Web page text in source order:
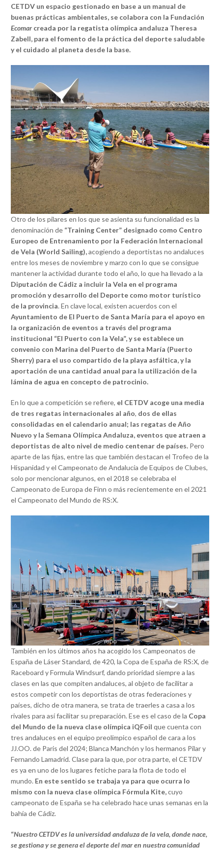
CETDV un espacio gestionado en base a un manual de
buenas prácticas ambientales, se colabora con la Fundación
Ecomarcreada por la regatista olímpica andaluza Theresa
Zabell, para el fomento de la práctica del deporte saludable
y el cuidado al planeta desde la base.
Otro de los pilares en los que se asienta su funcionalidad es la
denominación de “Training Center” designado como Centro
Europeo de Entrenamiento por la Federación Internacional
de Vela (World Sailing),acogiendo a deportistas no andaluces
entre los meses de noviembre y marzo con lo que se consigue
mantener la actividad durante todo el año, lo que ha llevado a la
Diputación de Cádiz a incluir la Vela en el programa
promoción y desarrollo del Deporte como motor turístico
de la provincia. En clave local, existen acuerdos con el
Ayuntamiento de El Puerto de Santa María para el apoyo en
la organización de eventos a través del programa
institucional “El Puerto con la Vela”, y se establece un
convenio con Marina del Puerto de Santa María (Puerto
Sherry) para el uso compartido de la playa asfáltica, y la
aportación de una cantidad anual para la utilización de la
lámina de agua en concepto de patrocinio.
En lo que a competición se refiere, el CETDV acoge una media
de tres regatas internacionales al año, dos de ellas
consolidadas en el calendario anual; las regatas de Año
Nuevo y la Semana Olímpica Andaluza, eventos que atraen a
deportistas de alto nivel de medio centenar de países. Pero
aparte de las fijas, entre las que también destacan el Trofeo de la
Hispanidad y el Campeonato de Andalucía de Equipos de Clubes,
solo por mencionar algunos, en el 2018 se celebraba el
Campeonato de Europa de Finn o más recientemente en el 2021
el Campeonato del Mundo de RS:X.
También en los últimos años ha acogido los Campeonatos de
España de Láser Standard, de 420, la Copa de España de RS:X, de
Raceboard y Formula Windsurf, dando prioridad siempre a las
clases en las que compiten andaluces, al objeto de facilitar a
estos competir con los deportistas de otras federaciones y
países, dicho de otra manera, se trata de traerles a casa a los
rivales para así facilitar su preparación. Ese es el caso de la Copa
del Mundo de la nueva clase olímpica iQFoil que cuenta con
tres andaluces en el equipo preolímpico español de cara a los
JJ.OO. de Paris del 2024; Blanca Manchón y los hermanos Pilar y
Fernando Lamadrid. Clase para la que, por otra parte, el CETDV
es ya en uno de los lugares fetiche para la flota de todo el
mundo. En este sentido se trabaja ya para que ocurra lo
mismo con la nueva clase olímpica Fórmula Kite,cuyo
campeonato de España se ha celebrado hace unas semanas en la
bahía de Cádiz.
“Nuestro CETDV es la universidad andaluza de la vela, donde nace,
se gestiona y se genera el deporte del mar en nuestra comunidad